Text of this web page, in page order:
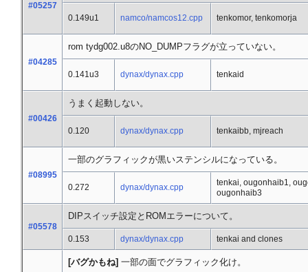
#05257
0.149u1 namco/namcos12.cpp tenkomor, tenkomorja
#04285
rom tydg002.u8のNO_DUMPフラグが立っていない。
0.141u3 dynax/dynax.cpp tenkaid
#00426
うまく起動しない。
0.120 dynax/dynax.cpp tenkaibb, mjreach
#08995
一部のグラフィックが黒いステンシルになっている。
0.272 dynax/dynax.cpp
tenkai, ougonhaib1,
ougonhaib3
#05578
DIPスイッチ設定とROMエラーについて。
0.153 dynax/dynax.cpp tenkai and clones
[バグかもね] 一部の面でグラフィック化け。